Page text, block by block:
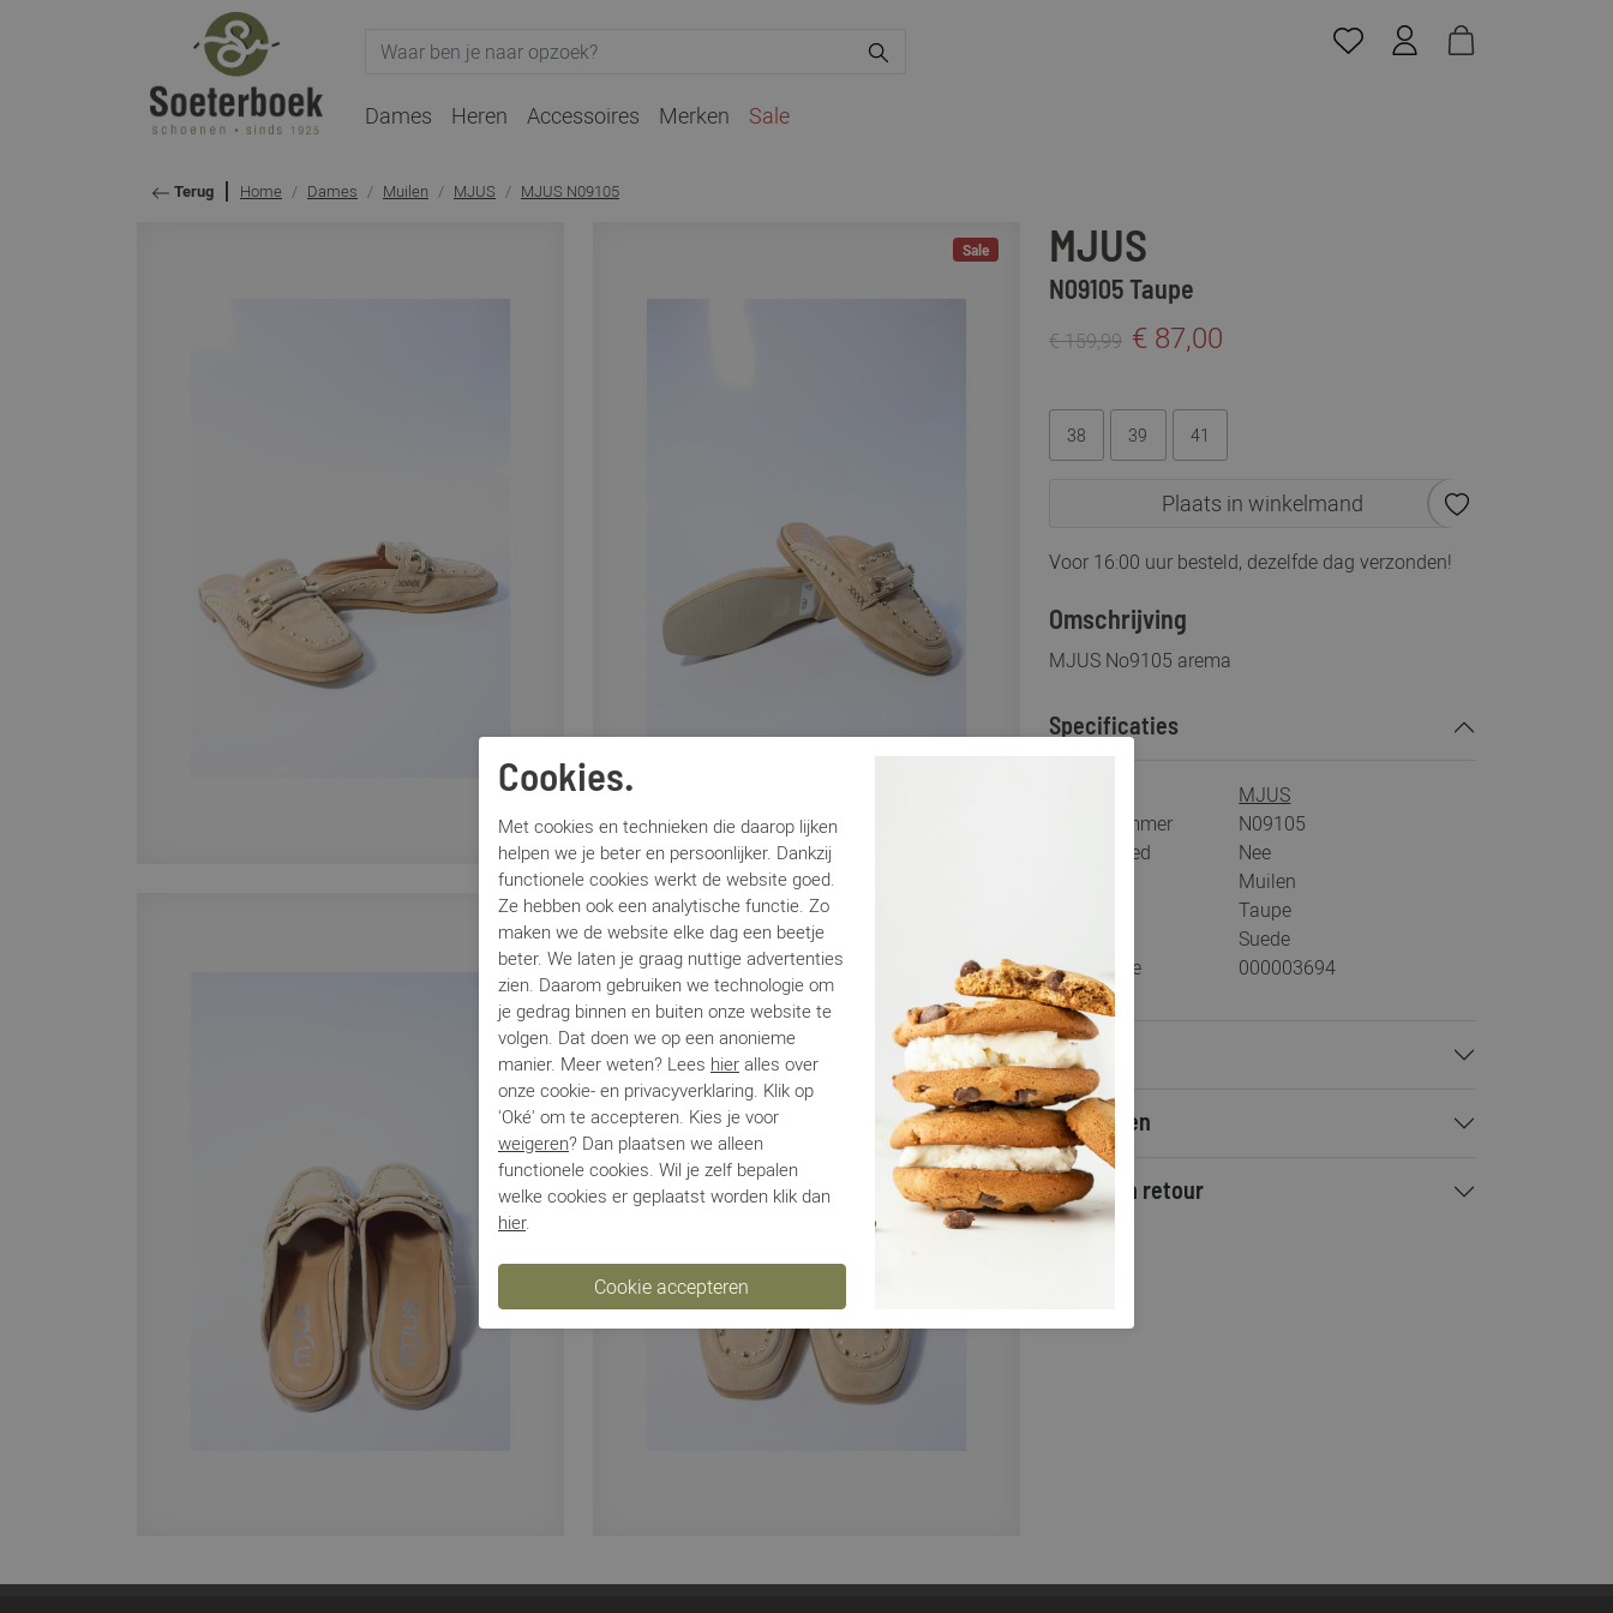
Dames Heren Accessoires Merken Sale
Terug Home Dames Muilen MJUS MJUS N09105
Sale MJUS
N09105 Taupe
€ 159,99 € 87,00
38 39 41
Plaats in winkelmand
Voor 16:00 uur besteld, dezelfde dag verzonden!
Omschrijving
MJUS No9105 arema
Specificaties
MJUS
Artikelnummer
N09105
Los voetbed
Nee
Muilen
Taupe
Suede
Bestelcode
000003694
Betalen
Verzenden
Ruilen en retour
Cookies.
Met cookies en technieken die daarop lijken
helpen we je beter en persoonlijker. Dankzij
functionele cookies werkt de website goed.
Ze hebben ook een analytische functie. Zo
maken we de website elke dag een beetje
beter. We laten je graag nuttige advertenties
zien. Daarom gebruiken we technologie om
je gedrag binnen en buiten onze website te
volgen. Dat doen we op een anonieme
manier. Meer weten? Lees hier alles over
onze cookie- en privacyverklaring. Klik op
'Oké' om te accepteren. Kies je voor
weigeren? Dan plaatsen we alleen
functionele cookies. Wil je zelf bepalen
welke cookies er geplaatst worden klik dan
hier.